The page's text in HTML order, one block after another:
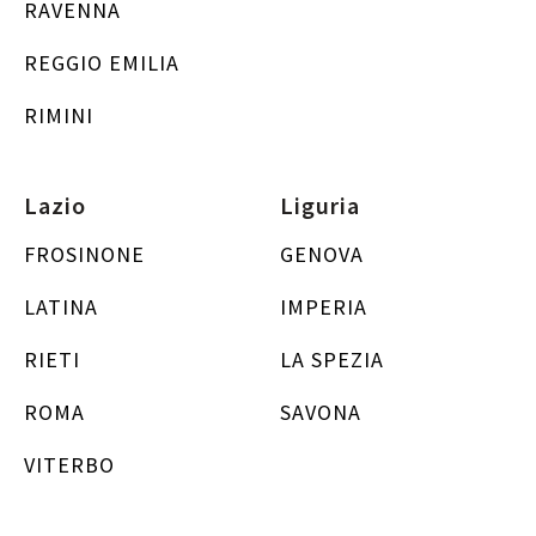
RAVENNA
REGGIO EMILIA
RIMINI
Lazio
FROSINONE
LATINA
RIETI
ROMA
VITERBO
Liguria
GENOVA
IMPERIA
LA SPEZIA
SAVONA